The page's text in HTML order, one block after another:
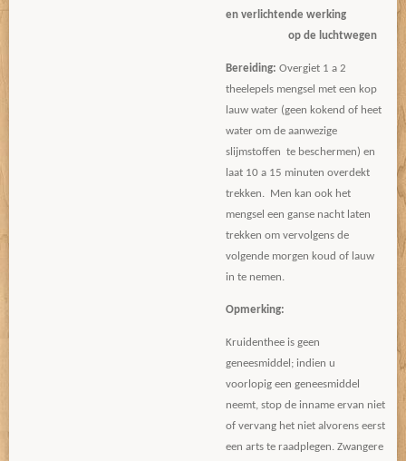
en verlichtende werking
op de luchtwegen
Bereiding: Overgiet 1 a 2
theelepels mengsel met een kop
lauw water (geen kokend of heet
water om de aanwezige
slijmstoffen te beschermen) en
laat 10 a 15 minuten overdekt
trekken. Men kan ook het
mengsel een ganse nacht laten
trekken om vervolgens de
volgende morgen koud of lauw
in te nemen.
Opmerking:
Kruidenthee is geen
geneesmiddel; indien u
voorlopig een geneesmiddel
neemt, stop de inname ervan niet
of vervang het niet alvorens eerst
een arts te raadplegen. Zwangere